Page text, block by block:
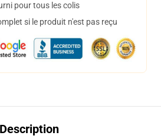
pour tous les colis
si le produit n'est pas reçu
Description